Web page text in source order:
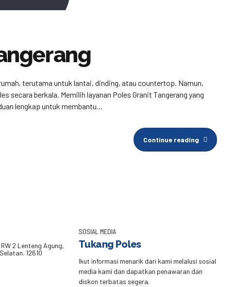
terutama untuk lantai, dinding, atau countertop. Namun,
secara berkala. Memilih layanan Poles Granit Tangerang yang
lengkap untuk membantu...
Continue reading
RW 2 Lenteng Agung,
12610
SOSIAL MEDIA
Tukang Poles
Ikut informasi menarik dari kami melalusi sosial
media kami dan dapatkan penawaran dan
diskon terbatas segera.